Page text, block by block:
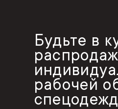
Будьте в
рабочей